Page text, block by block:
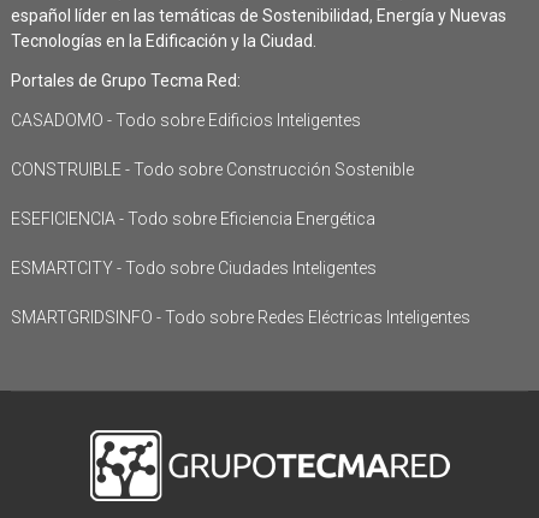
español líder en las temáticas de Sostenibilidad, Energía y Nuevas
Tecnologías en la Edificación y la Ciudad.
Portales de Grupo Tecma Red:
CASADOMO - Todo sobre Edificios Inteligentes
CONSTRUIBLE - Todo sobre Construcción Sostenible
ESEFICIENCIA - Todo sobre Eficiencia Energética
ESMARTCITY - Todo sobre Ciudades Inteligentes
SMARTGRIDSINFO - Todo sobre Redes Eléctricas Inteligentes